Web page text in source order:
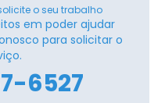
o seu trabalho
em poder ajudar
para solicitar o
6527